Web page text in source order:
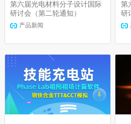
第六届光电材料分子设计国际
研讨会（第二轮通知）
产品新闻
第
研